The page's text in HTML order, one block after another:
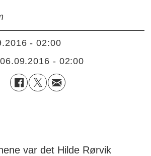
- 02:00
06.09.2016 - 02:00
var det Hilde Rørvik